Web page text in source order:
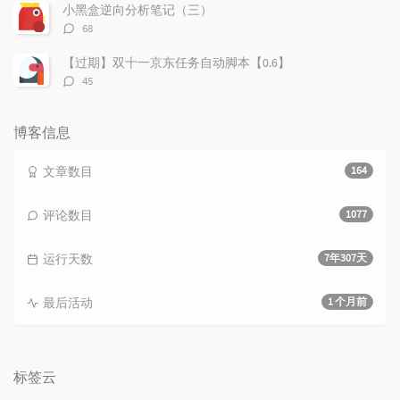
数：
小黑盒逆向分析笔记（三）
评
数：
68
【过期】双十一京东任务自动脚本【0.6】
评
45
博客信息
164
文章数目
1077
评论数目
7年307天
运行天数
1 个月前
最后活动
标签云